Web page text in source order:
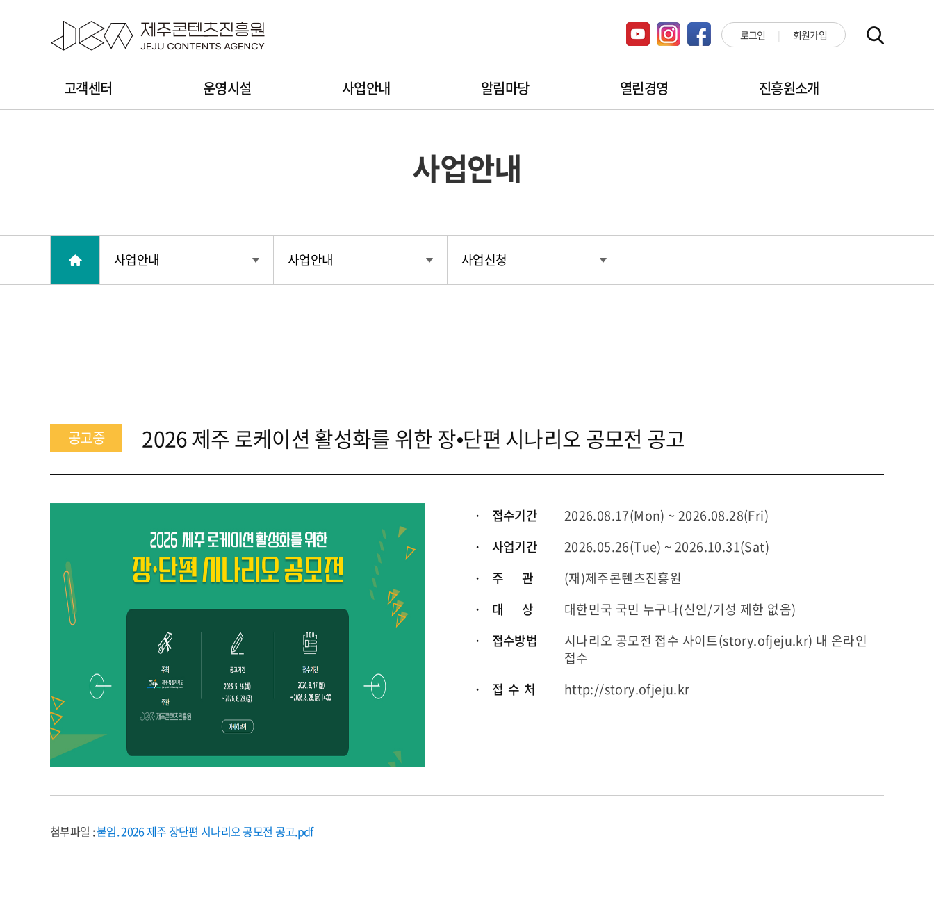
로그인 회원가입
고객센터 운영시설 사업안내 알림마당 열린경영 진흥원소개
사업안내
사업안내 사업안내 사업신청
공고중 2026 제주 로케이션 활성화를 위한 장⦁단편 시나리오 공모전 공고
· 접수기간
2026.08.17(Mon) ~ 2026.08.28(Fri)
· 사업기간
2026.05.26(Tue) ~ 2026.10.31(Sat)
· 주 관
(재)제주콘텐츠진흥원
· 대 상
대한민국 국민 누구나(신인/기성 제한 없음)
· 접수방법
시나리오 공모전 접수 사이트(story.ofjeju.kr) 내 온라인
접수
· 접 수 처
http://story.ofjeju.kr
첨부파일 :붙임. 2026 제주 장단편 시나리오 공모전 공고.pdf